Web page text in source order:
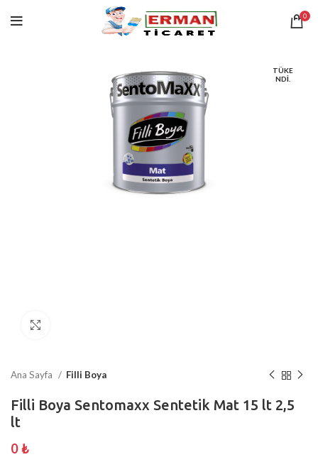
0
TÜKE
NDI.
Ana Sayfa Filli Boya
Filli Boya Sentomaxx Sentetik Mat 15 lt 2,5
lt
0₺